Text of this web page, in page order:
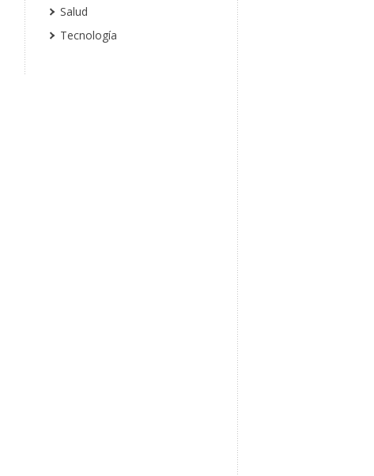
Salud
Tecnología